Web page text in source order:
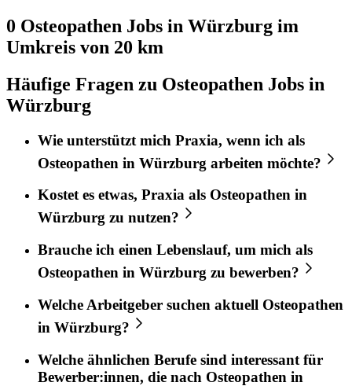
0 Osteopathen Jobs in Würzburg im
Umkreis von 20 km
Häufige Fragen zu Osteopathen Jobs in
Würzburg
Wie unterstützt mich Praxia, wenn ich als
Osteopathen in Würzburg arbeiten möchte?
Kostet es etwas, Praxia als Osteopathen in
Würzburg zu nutzen?
Brauche ich einen Lebenslauf, um mich als
Osteopathen in Würzburg zu bewerben?
Welche Arbeitgeber suchen aktuell Osteopathen
in Würzburg?
Welche ähnlichen Berufe sind interessant für
Bewerber:innen, die nach Osteopathen in